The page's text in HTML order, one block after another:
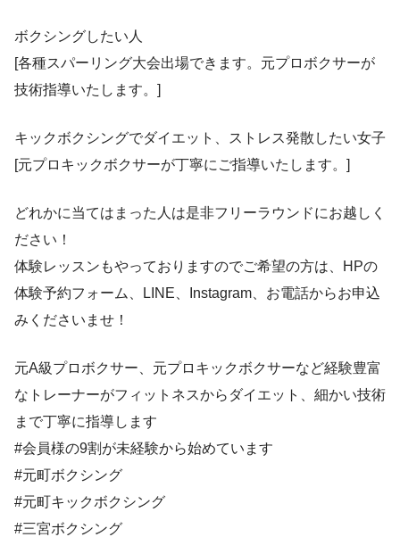
ボクシングしたい人
[各種スパーリング大会出場できます。元プロボクサーが
技術指導いたします。]
キックボクシングでダイエット、ストレス発散したい女子
[元プロキックボクサーが丁寧にご指導いたします。]
どれかに当てはまった人は是非フリーラウンドにお越しく
ださい！
体験レッスンもやっておりますのでご希望の方は、HPの
体験予約フォーム、LINE、Instagram、お電話からお申込
みくださいませ！
元A級プロボクサー、元プロキックボクサーなど経験豊富
なトレーナーがフィットネスからダイエット、細かい技術
まで丁寧に指導します
#会員様の9割が未経験から始めています
#元町ボクシング
#元町キックボクシング
#三宮ボクシング